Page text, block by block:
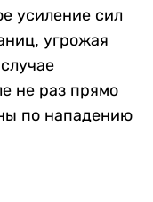
усиление сил
угрожая
не раз прямо
по нападению